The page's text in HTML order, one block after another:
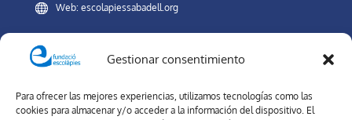
Gestionar consentimiento
Para ofrecer las mejores experiencias, utilizamos tecnologías como las
cookies para almacenar y/o acceder a la información del dispositivo. El
Web: escolapiessabadell.org
Canal Interno de Información
XARXES SOCIALS